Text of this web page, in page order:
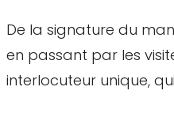
De la signature du
en passant par les
interlocuteur unique,